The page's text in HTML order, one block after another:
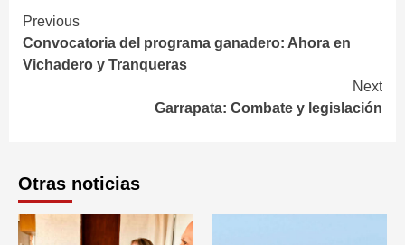
Continue
Reading
Previous
Convocatoria del programa ganadero: Ahora en
Vichadero y Tranqueras
Next
Garrapata: Combate y legislación
Otras noticias